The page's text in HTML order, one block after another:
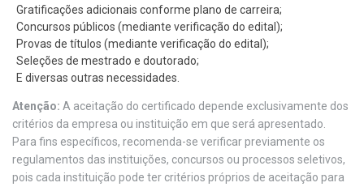
Gratificações adicionais conforme plano de carreira;
Concursos públicos (mediante verificação do edital);
Provas de títulos (mediante verificação do edital);
Seleções de mestrado e doutorado;
E diversas outras necessidades.
Atenção: A aceitação do certificado depende exclusivamente dos
critérios da empresa ou instituição em que será apresentado.
Para fins específicos, recomenda-se verificar previamente os
regulamentos das instituições, concursos ou processos seletivos,
pois cada instituição pode ter critérios próprios de aceitação para